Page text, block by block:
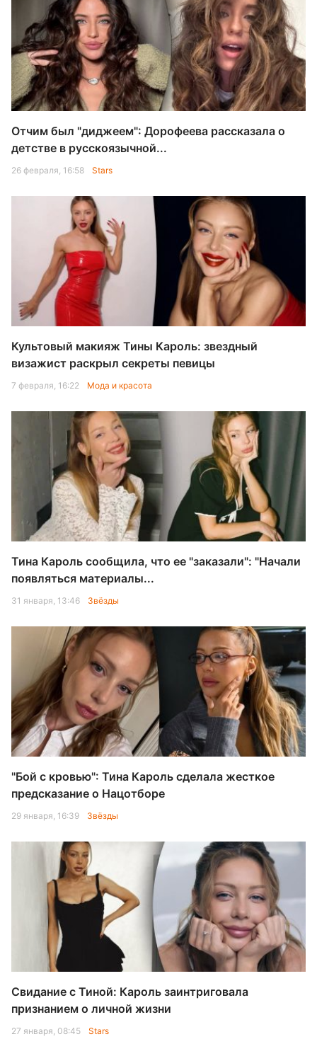
Отчим был "диджеем": Дорофеева рассказала о
детстве в русскоязычной...
26 февраля, 16:58 Stars
Культовый макияж Тины Кароль: звездный
визажист раскрыл секреты певицы
7 февраля, 16:22 Мода и красота
Тина Кароль сообщила, что ее "заказали": "Начали
появляться материалы...
31 января, 13:46 Звёзды
"Бой с кровью": Тина Кароль сделала жесткое
предсказание о Нацотборе
29 января, 16:39 Звёзды
Свидание с Тиной: Кароль заинтриговала
признанием о личной жизни
27 января, 08:45 Stars